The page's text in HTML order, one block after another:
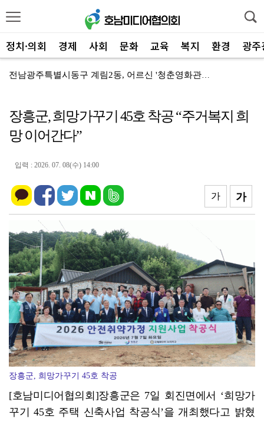
정치·의회 경제 사회 문화 교육 복지 환경 광
전남광주특별시동구 계림2동, 어르신 '청춘영화관' 첫 ...
국립나주숲체원, '안전 일터' 근로자 휴게시설 현장점검
전남광주특별시 북구, '공정 세정' 체납관리단 가동
전남광주특별시 동구, '충장 주얼리' 홍콩 글로벌 홍보...
담양군 '햇빛소득마을' 1차: 창평 부동마을 '선정'
화순군, '여름 피서철' 산림 내 불법행위 집중단속
영암군, '살인 폭염' 장기화…현장 중심 안전관리 '총...
장흥군, 희망가꾸기 45호 착공 “주거복지 희
망 이어간다”
입력 : 2026. 07. 08(수) 14:00
가
가
장흥군, 희망가꾸기 45호 착공
[호남미디어협의회]장흥군은 7일 회진면에서 ‘희망가
꾸기 45호 주택 신축사업 착공식’​을 개최했다고 밝혔